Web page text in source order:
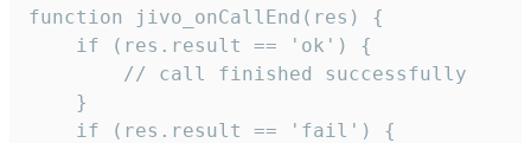
function jivo_onCallEnd(res) {
    if (res.result == 'ok') {
        // call finished successfully
    }
    if (res.result == 'fail') {